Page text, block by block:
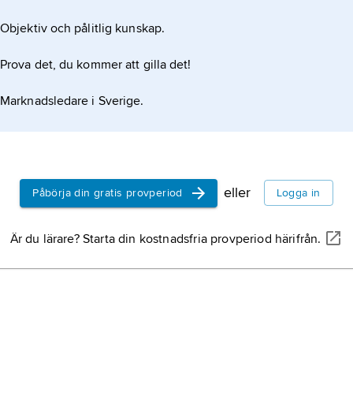
Objektiv och pålitlig kunskap.
Prova det, du kommer att gilla det!
Marknadsledare i Sverige.
Påbörja din gratis provperiod eller Logga in
Är du lärare? Starta din kostnadsfria provperiod härifrån.